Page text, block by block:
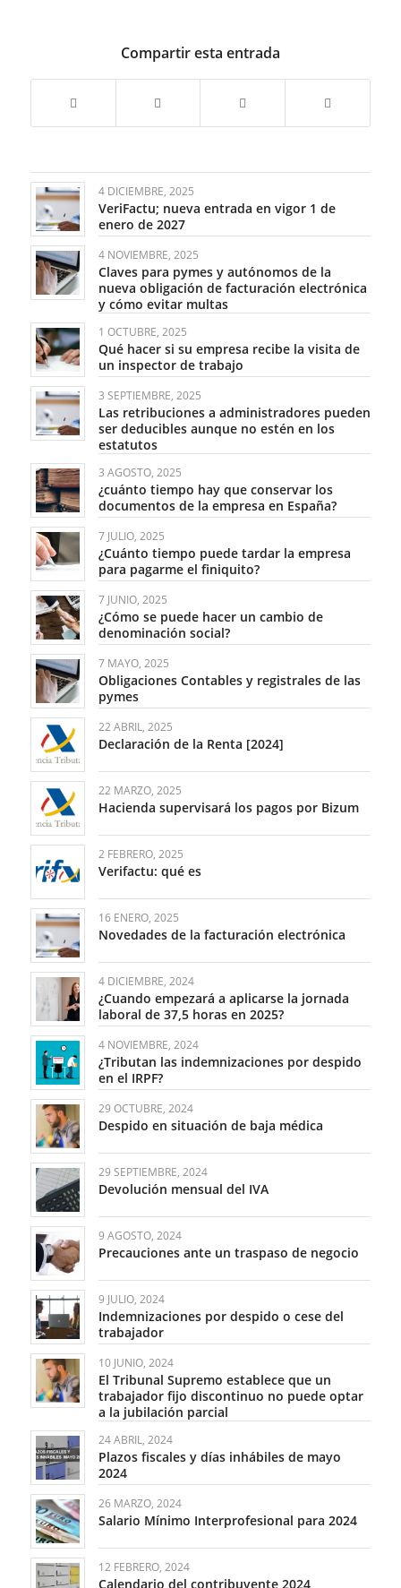
Compartir esta entrada
4 DICIEMBRE, 2025
VeriFactu; nueva entrada en vigor 1 de
enero de 2027
4 NOVIEMBRE, 2025
Claves para pymes y autónomos de la
nueva obligación de facturación electrónica
y cómo evitar multas
1 OCTUBRE, 2025
Qué hacer si su empresa recibe la visita de
un inspector de trabajo
3 SEPTIEMBRE, 2025
Las retribuciones a administradores pueden
ser deducibles aunque no estén en los
estatutos
3 AGOSTO, 2025
¿cuánto tiempo hay que conservar los
documentos de la empresa en España?
7 JULIO, 2025
¿Cuánto tiempo puede tardar la empresa
para pagarme el finiquito?
7 JUNIO, 2025
¿Cómo se puede hacer un cambio de
denominación social?
7 MAYO, 2025
Obligaciones Contables y registrales de las
pymes
22 ABRIL, 2025
Declaración de la Renta [2024]
22 MARZO, 2025
Hacienda supervisará los pagos por Bizum
2 FEBRERO, 2025
Verifactu: qué es
16 ENERO, 2025
Novedades de la facturación electrónica
4 DICIEMBRE, 2024
¿Cuando empezará a aplicarse la jornada
laboral de 37,5 horas en 2025?
4 NOVIEMBRE, 2024
¿Tributan las indemnizaciones por despido
en el IRPF?
29 OCTUBRE, 2024
Despido en situación de baja médica
29 SEPTIEMBRE, 2024
Devolución mensual del IVA
9 AGOSTO, 2024
Precauciones ante un traspaso de negocio
9 JULIO, 2024
Indemnizaciones por despido o cese del
trabajador
10 JUNIO, 2024
El Tribunal Supremo establece que un
trabajador fijo discontinuo no puede optar
a la jubilación parcial
24 ABRIL, 2024
Plazos fiscales y días inhábiles de mayo
2024
26 MARZO, 2024
Salario Mínimo Interprofesional para 2024
12 FEBRERO, 2024
Calendario del contribuyente 2024